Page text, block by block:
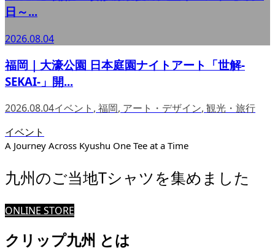
日～...
2026.08.04
福岡｜大濠公園 日本庭園ナイトアート「世解-
SEKAI-」開...
2026.08.04イベント , 福岡, アート・デザイン, 観光・旅行
イベント
A Journey Across Kyushu One Tee at a Time
九州のご当地Tシャツを集めました
ONLINE STORE
クリップ九州 とは